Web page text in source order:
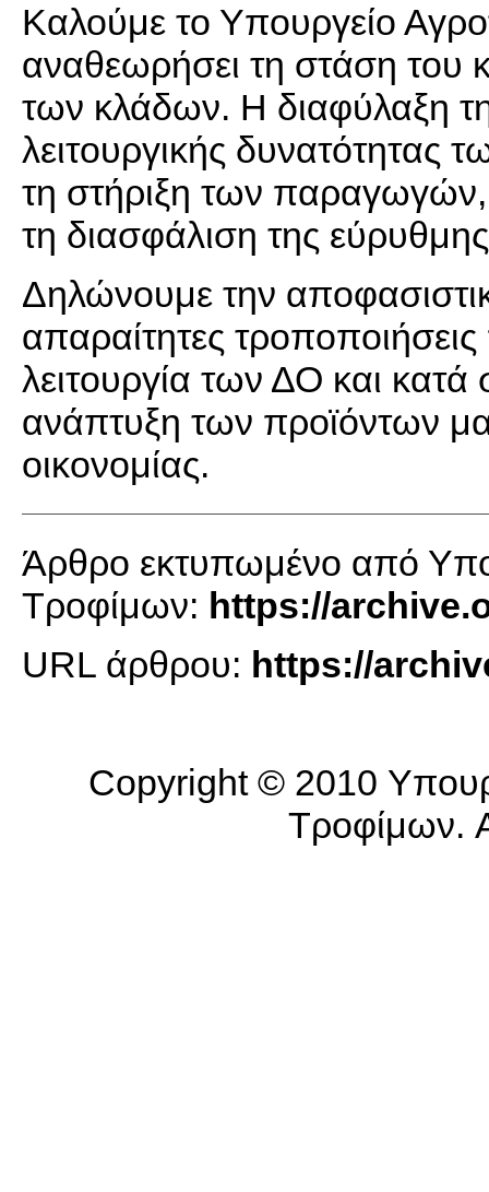
Καλούμε το Υπουργείο
αναθεωρήσει τη στάση του
των κλάδων. Η διαφύλαξη
λειτουργικής δυνατότητας
τη στήριξη των
τη διασφάλιση της
Δηλώνουμε την
απαραίτητες
λειτουργία των ΔΟ και
ανάπτυξη των προϊόντων
οικονομίας.
Άρθρο εκτυπωμένο από
Τροφίμων: https://
URL άρθρου: https://
Copyright © 2010
Τροφίμων.